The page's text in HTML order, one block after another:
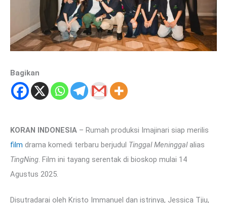
Bagikan
KORAN INDONESIA – Rumah produksi Imajinari siap merilis
film drama komedi terbaru berjudul Tinggal Meninggalalias
TingNing. Film ini tayang serentak di bioskop mulai 14
Agustus 2025.
Disutradarai oleh Kristo Immanuel dan istrinya, Jessica Tjiu,